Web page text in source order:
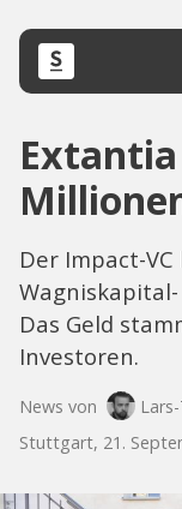
Der Impact-
Das Geld
Investoren.
News von
Stuttgart, 21.